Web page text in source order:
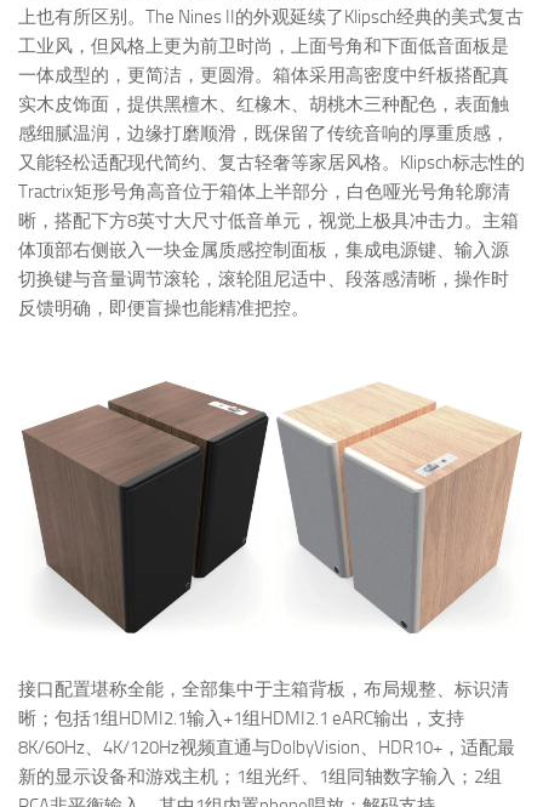
上也有所区别。The Nines II的外观延续了Klipsch经典的美式复古
工业风，但风格上更为前卫时尚，上面号角和下面低音面板是
一体成型的，更简洁，更圆滑。箱体采用高密度中纤板搭配真
实木皮饰面，提供黑檀木、红橡木、胡桃木三种配色，表面触
感细腻温润，边缘打磨顺滑，既保留了传统音响的厚重质感，
又能轻松适配现代简约、复古轻奢等家居风格。Klipsch标志性的
Tractrix矩形号角高音位于箱体上半部分，白色哑光号角轮廓清
晰，搭配下方8英寸大尺寸低音单元，视觉上极具冲击力。主箱
体顶部右侧嵌入一块金属质感控制面板，集成电源键、输入源
切换键与音量调节滚轮，滚轮阻尼适中、段落感清晰，操作时
反馈明确，即便盲操也能精准把控。
接口配置堪称全能，全部集中于主箱背板，布局规整、标识清
晰；包括1组HDMI2.1输入+1组HDMI2.1 eARC输出，支持
8K/60Hz、4K/120Hz视频直通与DolbyVision、HDR10+，适配最
新的显示设备和游戏主机；1组光纤、1组同轴数字输入；2组